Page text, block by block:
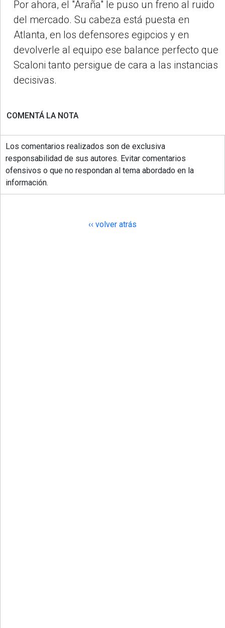
Por ahora, el "Araña" le puso un freno al ruido
del mercado. Su cabeza está puesta en
Atlanta, en los defensores egipcios y en
devolverle al equipo ese balance perfecto que
Scaloni tanto persigue de cara a las instancias
decisivas.
COMENTÁ LA NOTA
Los comentarios realizados son de exclusiva
responsabilidad de sus autores. Evitar comentarios
ofensivos o que no respondan al tema abordado en la
información.
‹‹ volver atrás